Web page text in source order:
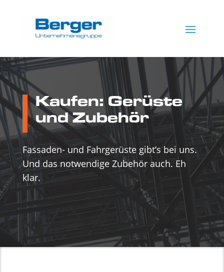
Kaufen: Gerüste
und Zubehör
Fassaden- und Fahrgerüste gibt’s bei uns.
Und das notwendige Zubehör auch. Eh
klar.